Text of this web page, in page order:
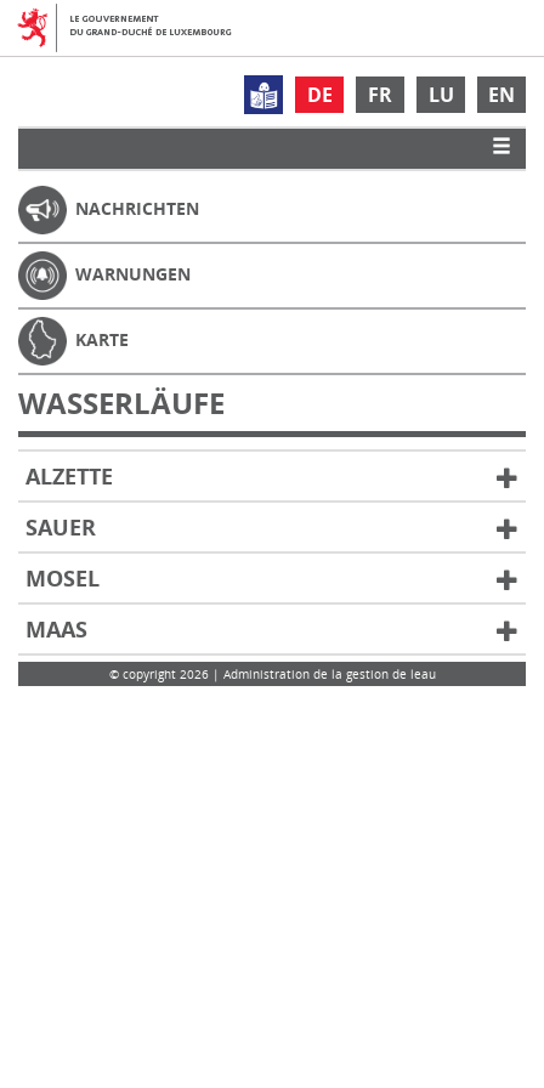
DE FR LU EN
NACHRICHTEN
WARNUNGEN
KARTE
WASSERLÄUFE
ALZETTE
SAUER
MOSEL
MAAS
© copyright 2026 | Administration de la gestion de leau